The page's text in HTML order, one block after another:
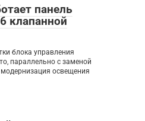
панель
клапанной
блока управления
параллельно с заменой
освещения